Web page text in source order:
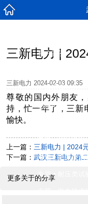
三新电力 |
三新电力 2024-02-03 09:35
尊敬的国内外朋友
持，忙一年了，三新
愉快。
上一篇：三新电力 | 2024
下一篇：武汉三新电力第
更多关于的分享
客户案例
资料下载
新闻中心
专题 • 串联谐振
专题 • 绝缘类试
专题 • 耐压类试验